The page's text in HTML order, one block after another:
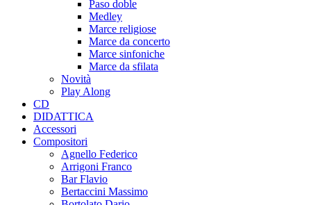
Paso doble
Medley
Marce religiose
Marce da concerto
Marce sinfoniche
Marce da sfilata
Novità
Play Along
CD
DIDATTICA
Accessori
Compositori
Agnello Federico
Arrigoni Franco
Bar Flavio
Bertaccini Massimo